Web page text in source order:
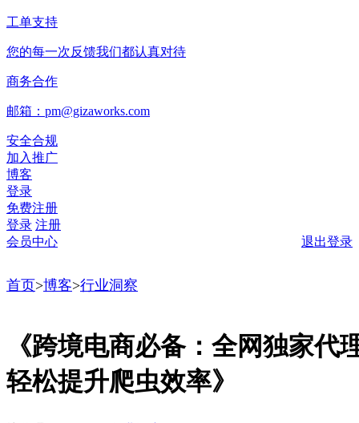
工单支持
您的每一次反馈我们都认真对待
商务合作
邮箱：pm@gizaworks.com
安全合规
加入推广
博客
登录
免费注册
登录 注册
会员中心
退出登录
首页>博客>行业洞察
《跨境电商必备：全网独家代
轻松提升爬虫效率》